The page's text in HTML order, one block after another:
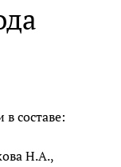
составе:
Н.А.,